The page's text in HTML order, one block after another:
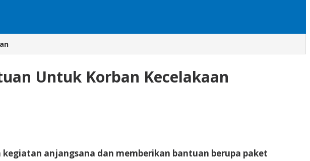
Untuk Korban Kecelakaan
kegiatan anjangsana dan memberikan bantuan berupa paket